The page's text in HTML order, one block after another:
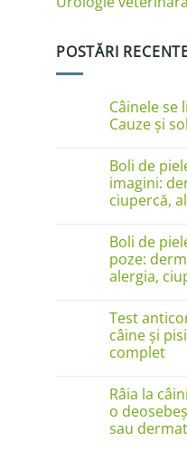
POSTĂRI
Câinele se
Cauze și
comentariu
la
Câinele
se
linge
Cauze
și
soluții
Boli de
imagini:
ciupercă,
comentariu
la
Boli
de
piele
în
imagini:
dermatită
miliară,
ciupercă,
și
râie
Boli de
poze:
alergia,
la
Boli
de
piele
în
poze:
dermatita,
râia,
alergia,
Test
câine și
complet
comentariu
la
Test
anticorpi
antirabici
Râia la
o
sau